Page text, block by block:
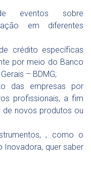
eventos sobre
em diferentes
crédito específicas
por meio do Banco
– BDMG;
das empresas por
profissionais, a fim
de novos produtos ou
, como o
Inovadora, quer saber